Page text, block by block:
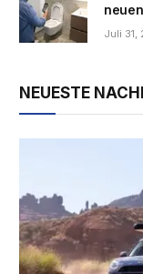
neuen
Juli 31,
NEUESTE